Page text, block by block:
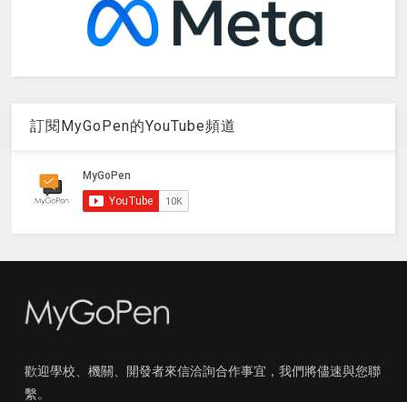
訂閱MyGoPen的YouTube頻道
歡迎學校、機關、開發者來信洽詢合作事宜，我們將儘速與您聯
繫。